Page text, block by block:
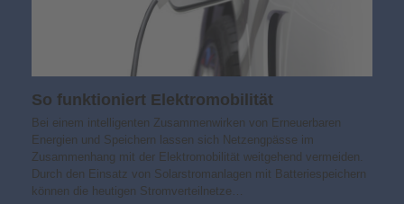
So funktioniert Elektromobilität
Bei einem intelligenten Zusammenwirken von Erneuerbaren
Energien und Speichern lassen sich Netzengpässe im
Zusammenhang mit der Elektromobilität weitgehend vermeiden.
Durch den Einsatz von Solarstromanlagen mit Batteriespeichern
können die heutigen Stromverteilnetze…